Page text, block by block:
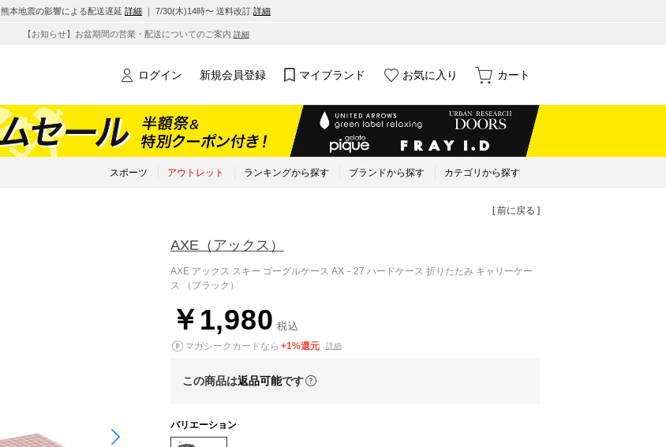
熊本地震の影響による配送遅延 詳細 ｜ 7/30(木)14時〜 送料改訂 詳細
【お知らせ】お盆期間の営業・配送についてのご案内 詳細
ログイン 新規会員登録 マイブランド お気に入り カート
スポーツ アウトレット ランキングから探す ブランドから探す カテゴリから探す
[ 前に戻る ]
AXE （アックス）
AXE アックス スキー ゴーグルケース AX－27 ハードケース 折りたたみ キャリーケー
ス （ブラック）
￥1,980 税込
マガシークカードなら +1%還元 詳細
この商品は返品可能です
バリエーション